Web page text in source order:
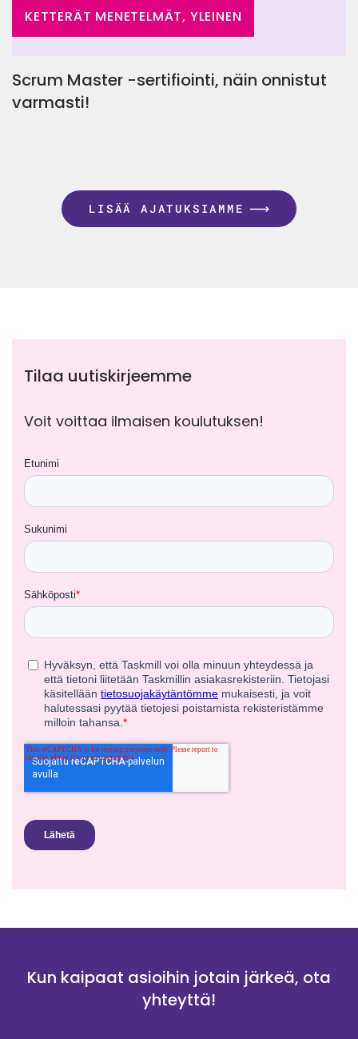
KETTERÄT MENETELMÄT, YLEINEN
Scrum Master -sertifiointi, näin onnistut
varmasti!
LISÄÄ AJATUKSIAMME
Tilaa uutiskirjeemme
Voit voittaa ilmaisen koulutuksen!
Kun kaipaat asioihin jotain järkeä, ota
yhteyttä!